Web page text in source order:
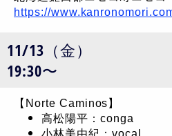
https://
11/13（金）
19:30〜
【Norte Caminos】
高松陽平：conga
小林美由紀：vocal